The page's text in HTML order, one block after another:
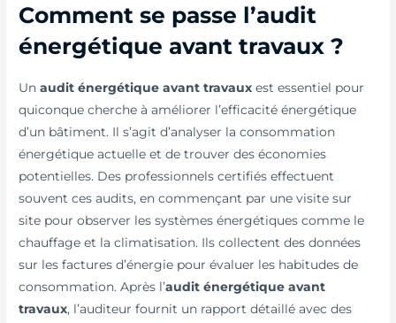
Comment se passe l’audit
énergétique avant travaux ?
Unaudit énergétique avant travaux est essentiel pour
quiconque cherche à améliorer l’efficacité énergétique
d’un bâtiment. Il s’agit d’analyser la consommation
énergétique actuelle et de trouver des économies
potentielles. Des professionnels certifiés effectuent
souvent ces audits, en commençant par une visite sur
site pour observer les systèmes énergétiques comme le
chauffage et la climatisation. Ils collectent des données
sur les factures d’énergie pour évaluer les habitudes de
consommation. Après l’audit énergétique avant
travaux, l’auditeur fournit un rapport détaillé avec des